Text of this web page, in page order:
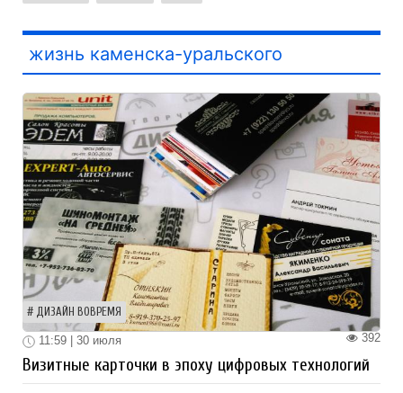
жизнь каменска-уральского
ДИЗАЙН ВОВРЕМЯ
392
11:59 | 30 июля
Визитные карточки в эпоху цифровых технологий